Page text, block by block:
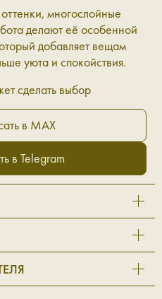
многослойные
делают её особенной
добавляет вещам
уюта и спокойствия.
сделать выбор
в MAX
в Telegram